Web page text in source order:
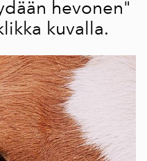
hevonen"
kuvalla.